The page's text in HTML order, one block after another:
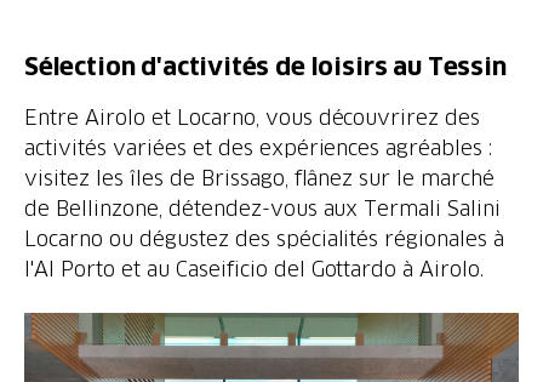
Sélection d'activités de loisirs au Tessin
Entre Airolo et Locarno, vous découvrirez des
activités variées et des expériences agréables :
visitez les îles de Brissago, flânez sur le marché
de Bellinzone, détendez-vous aux Termali Salini
Locarno ou dégustez des spécialités régionales à
l'Al Porto et au Caseificio del Gottardo à Airolo.